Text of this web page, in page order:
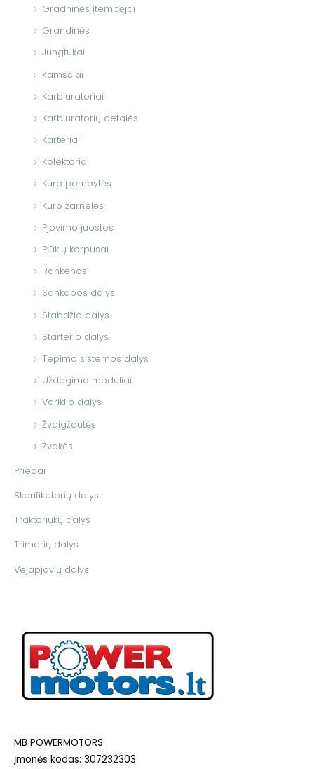
Gradninės įtempėjai
Grandinės
Jungtukai
Kamščiai
Karbiuratoriai
Karbiuratorių detalės
Karteriai
Kolektoriai
Kuro pompytės
Kuro žarnelės
Pjovimo juostos
Pjūklų korpusai
Rankenos
Sankabos dalys
Stabdžio dalys
Starterio dalys
Tepimo sistemos dalys
Uždegimo moduliai
Variklio dalys
Žvaigždutės
Žvakės
Priedai
Skarifikatorių dalys
Traktoriukų dalys
Trimerių dalys
Vejapjovių dalys
MB POWERMOTORS
Įmonės kodas: 307232303